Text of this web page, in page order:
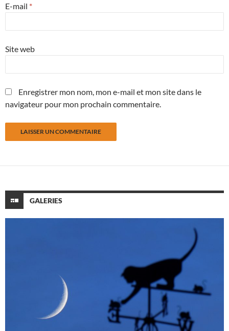
E-mail *
Site web
Enregistrer mon nom, mon e-mail et mon site dans le
navigateur pour mon prochain commentaire.
GALERIES